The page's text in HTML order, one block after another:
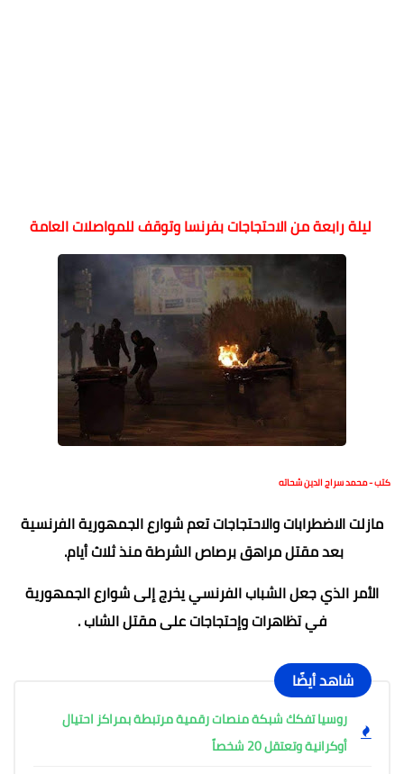
ليلة رابعة من الاحتجاجات بفرنسا وتوقف للمواصلات العامة
كتب - محمد سراج الدين شحاته
مازلت الاضطرابات والاحتجاجات تعم شوارع الجمهورية الفرنسية
بعد مقتل مراهق برصاص الشرطة منذ ثلاث أيام.
الأمر الذي جعل الشباب الفرنسي يخرج إلى شوارع الجمهورية
في تظاهرات وإحتجاجات على مقتل الشاب .
شاهد أيضًا
روسيا تفكك شبكة منصات رقمية مرتبطة بمراكز احتيال
أوكرانية وتعتقل 20 شخصاً